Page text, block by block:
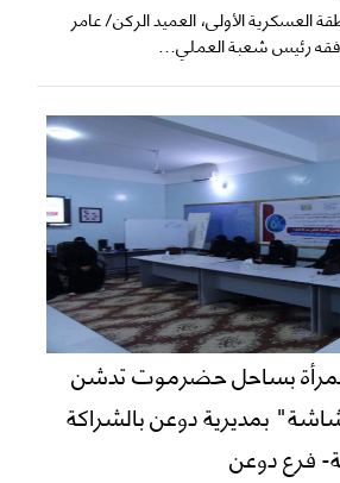
العسكرية الأولى، العميد الركن/ عامر
رئيس شعبة العملي...
للمرأة بساحل حضرموت تدشن
بمديرية دوعن بالشراكة
فرع دوعن